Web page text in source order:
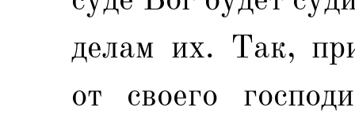
делам их. Так,
от своего